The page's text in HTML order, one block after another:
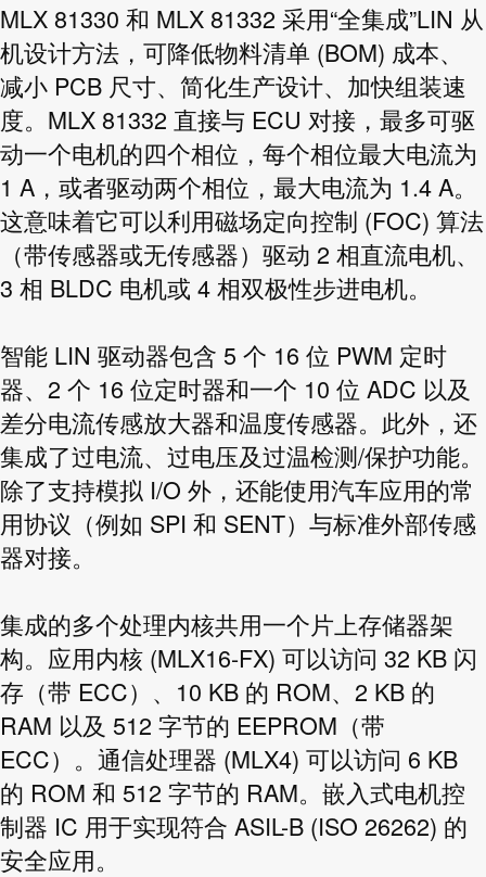
MLX 81330 和 MLX 81332 采用“全集成”LIN 从
机设计方法，可降低物料清单 (BOM) 成本、
减小 PCB 尺寸、简化生产设计、加快组装速
度。MLX 81332 直接与 ECU 对接，最多可驱
动一个电机的四个相位，每个相位最大电流为
1 A，或者驱动两个相位，最大电流为 1.4 A。
这意味着它可以利用磁场定向控制 (FOC) 算法
（带传感器或无传感器）驱动 2 相直流电机、
3 相 BLDC 电机或 4 相双极性步进电机。
智能 LIN 驱动器包含 5 个 16 位 PWM 定时
器、2 个 16 位定时器和一个 10 位 ADC 以及
差分电流传感放大器和温度传感器。此外，还
集成了过电流、过电压及过温检测/保护功能。
除了支持模拟 I/O 外，还能使用汽车应用的常
用协议（例如 SPI 和 SENT）与标准外部传感
器对接。
集成的多个处理内核共用一个片上存储器架
构。应用内核 (MLX16-FX) 可以访问 32 KB 闪
存（带 ECC）、10 KB 的 ROM、2 KB 的
RAM 以及 512 字节的 EEPROM（带
ECC）。通信处理器 (MLX4) 可以访问 6 KB
的 ROM 和 512 字节的 RAM。嵌入式电机控
制器 IC 用于实现符合 ASIL-B (ISO 26262) 的
安全应用。